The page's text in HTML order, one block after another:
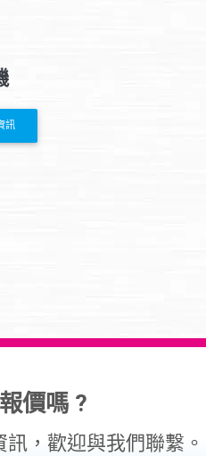
訊
價嗎 ?
，歡迎與我們聯繫。